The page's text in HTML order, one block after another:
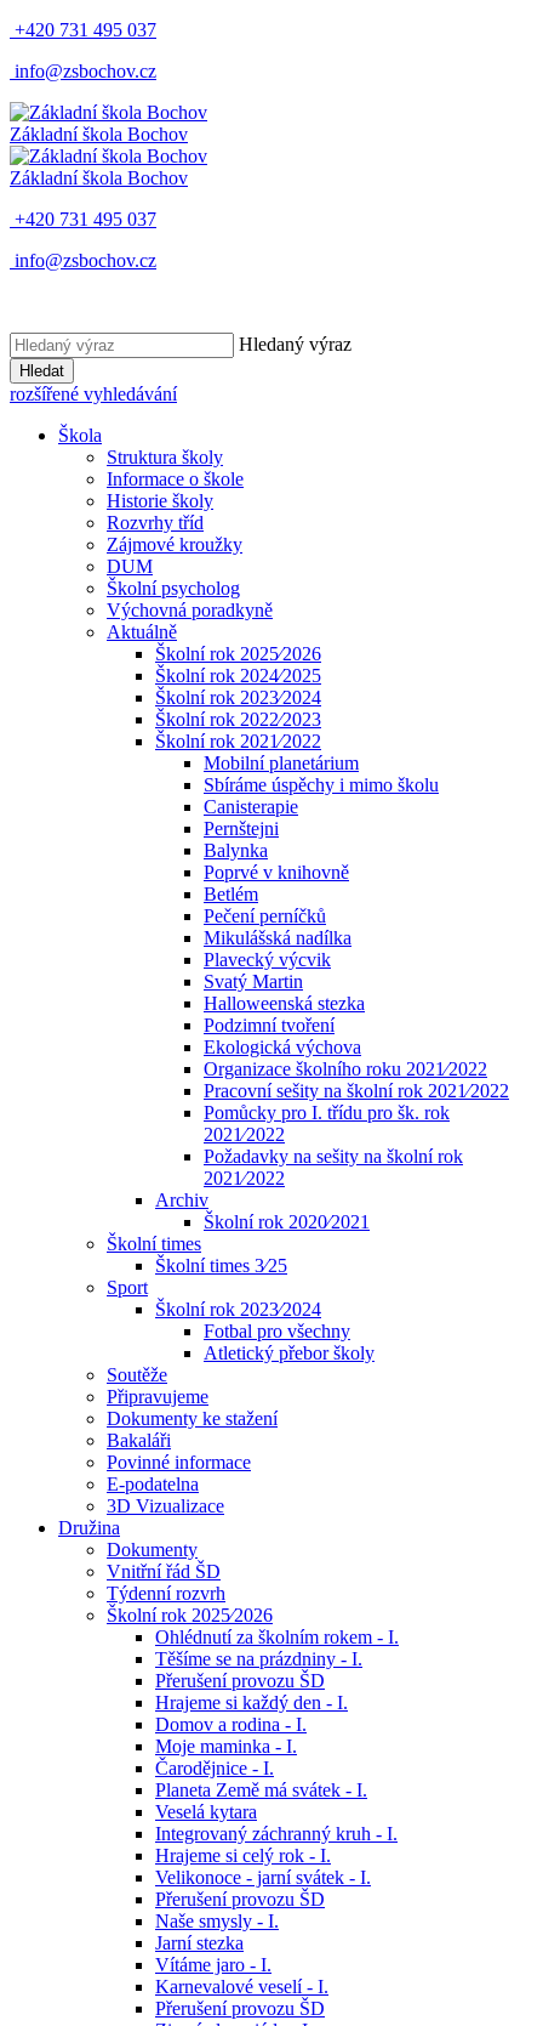
+420 731 495 037
info@zsbochov.cz
Základní škola Bochov
Základní škola Bochov
+420 731 495 037
info@zsbochov.cz
Hledaný výraz
Hledat
rozšířené vyhledávání
Škola
Struktura školy
Informace o škole
Historie školy
Rozvrhy tříd
Zájmové kroužky
DUM
Školní psycholog
Výchovná poradkyně
Aktuálně
Školní rok 2025⁄2026
Školní rok 2024⁄2025
Školní rok 2023⁄2024
Školní rok 2022⁄2023
Školní rok 2021⁄2022
Mobilní planetárium
Sbíráme úspěchy i mimo školu
Canisterapie
Pernštejni
Balynka
Poprvé v knihovně
Betlém
Pečení perníčků
Mikulášská nadílka
Plavecký výcvik
Svatý Martin
Halloweenská stezka
Podzimní tvoření
Ekologická výchova
Organizace školního roku 2021⁄2022
Pracovní sešity na školní rok 2021⁄2022
Pomůcky pro I. třídu pro šk. rok
2021⁄2022
Požadavky na sešity na školní rok
2021⁄2022
Archiv
Školní rok 2020⁄2021
Školní times
Školní times 3⁄25
Sport
Školní rok 2023⁄2024
Fotbal pro všechny
Atletický přebor školy
Soutěže
Připravujeme
Dokumenty ke stažení
Bakaláři
Povinné informace
E-podatelna
3D Vizualizace
Družina
Dokumenty
Vnitřní řád ŠD
Týdenní rozvrh
Školní rok 2025⁄2026
Ohlédnutí za školním rokem - I.
Těšíme se na prázdniny - I.
Přerušení provozu ŠD
Hrajeme si každý den - I.
Domov a rodina - I.
Moje maminka - I.
Čarodějnice - I.
Planeta Země má svátek - I.
Veselá kytara
Integrovaný záchranný kruh - I.
Hrajeme si celý rok - I.
Velikonoce - jarní svátek - I.
Přerušení provozu ŠD
Naše smysly - I.
Jarní stezka
Vítáme jaro - I.
Karnevalové veselí - I.
Přerušení provozu ŠD